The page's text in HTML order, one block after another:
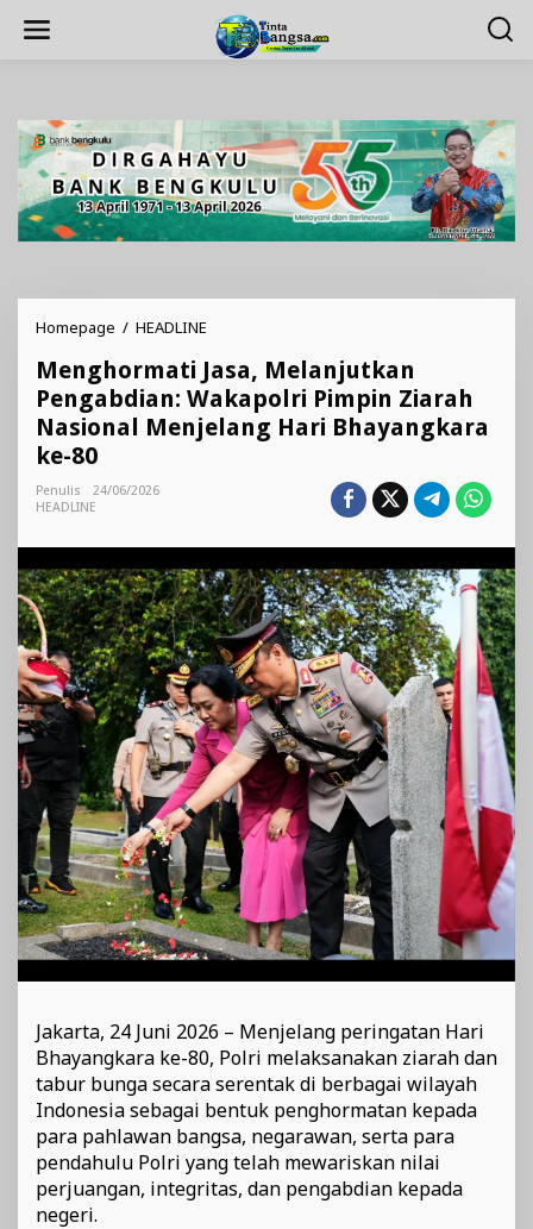
Homepage / HEADLINE
Melanjutkan
Pengabdian:
Wakapolri
Pimpin
80
Menghormati Jasa, Melanjutkan
Pengabdian: Wakapolri Pimpin Ziarah
Nasional Menjelang Hari Bhayangkara
ke-80
Penulis
24/06/2026
HEADLINE
Jakarta, 24 Juni 2026 – Menjelang peringatan Hari
Bhayangkara ke-80, Polri melaksanakan ziarah dan
tabur bunga secara serentak di berbagai wilayah
Indonesia sebagai bentuk penghormatan kepada
para pahlawan bangsa, negarawan, serta para
pendahulu Polri yang telah mewariskan nilai
perjuangan, integritas, dan pengabdian kepada
negeri.